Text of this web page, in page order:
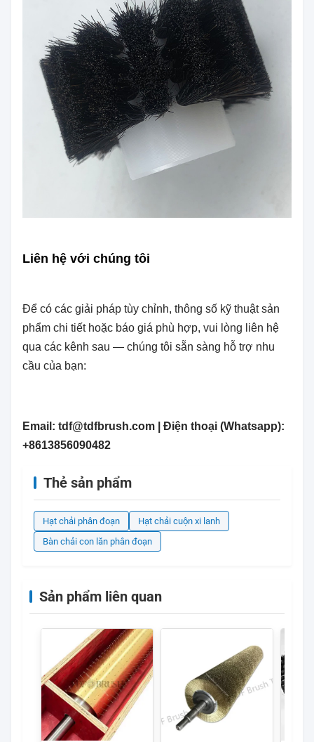
Liên hệ với chúng tôi
Để có các giải pháp tùy chỉnh, thông số kỹ thuật sản
phẩm chi tiết hoặc báo giá phù hợp, vui lòng liên hệ
qua các kênh sau — chúng tôi sẵn sàng hỗ trợ nhu
cầu của bạn:
Email: tdf@tdfbrush.com | Điện thoại (Whatsapp):
+8613856090482
Thẻ sản phẩm
Hạt chải phân đoạn
Hạt chải cuộn xi lanh
Bàn chải con lăn phân đoạn
Sản phẩm liên quan